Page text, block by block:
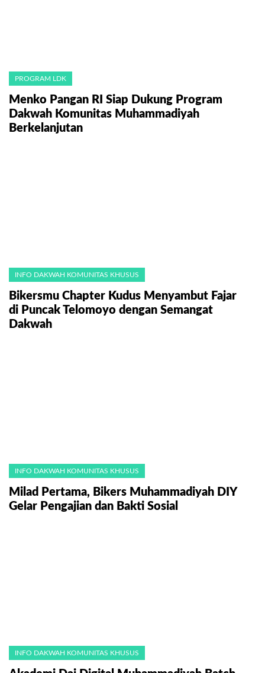
PROGRAM LDK
Menko Pangan RI Siap Dukung Program
Dakwah Komunitas Muhammadiyah
Berkelanjutan
INFO DAKWAH KOMUNITAS KHUSUS
Bikersmu Chapter Kudus Menyambut Fajar
di Puncak Telomoyo dengan Semangat
Dakwah
INFO DAKWAH KOMUNITAS KHUSUS
Milad Pertama, Bikers Muhammadiyah DIY
Gelar Pengajian dan Bakti Sosial
INFO DAKWAH KOMUNITAS KHUSUS